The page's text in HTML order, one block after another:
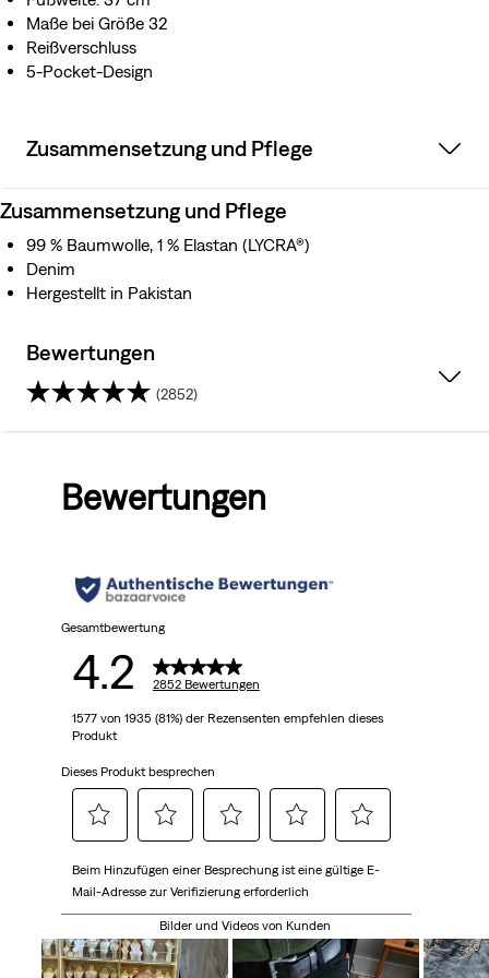
Maße bei Größe 32
Reißverschluss
5-Pocket-Design
Zusammensetzung und Pflege
Zusammensetzung und Pflege
99 % Baumwolle, 1 % Elastan (LYCRA®)
Denim
Hergestellt in Pakistan
Bewertungen
(2852)
Bewertungen
Bewertungen
Gesamtbewertung
4.2 2852 Bewertungen
1577 von 1935 (81%) der Rezensenten empfehlen dieses
Produkt
Dieses Produkt besprechen
Sie
diese
um
den
Sie
diese
Option,
um
den
Sie
diese
Option,
um
den
Sie
diese
Option,
um
den
Sie
um
den
Beim Hinzufügen einer Besprechung ist eine gültige E-
Mail-Adresse zur Verifizierung erforderlich
Bilder und Videos von Kunden